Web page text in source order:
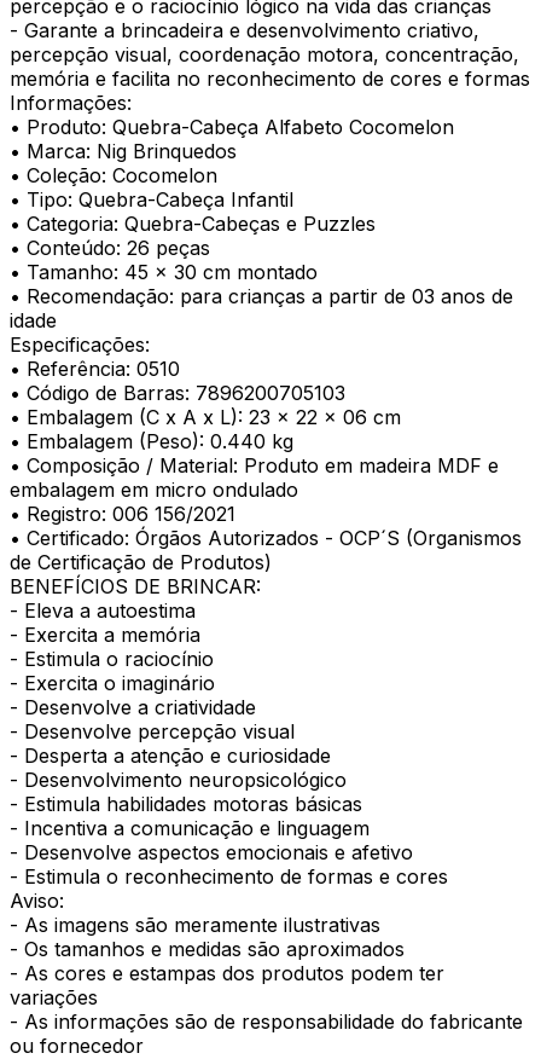
percepção e o raciocínio lógico na vida das crianças
- Garante a brincadeira e desenvolvimento criativo,
percepção visual, coordenação motora, concentração,
memória e facilita no reconhecimento de cores e formas
Informações:
• Produto: Quebra-Cabeça Alfabeto Cocomelon
• Marca: Nig Brinquedos
• Coleção: Cocomelon
• Tipo: Quebra-Cabeça Infantil
• Categoria: Quebra-Cabeças e Puzzles
• Conteúdo: 26 peças
• Tamanho: 45 x 30 cm montado
• Recomendação: para crianças a partir de 03 anos de
idade
Especificações:
• Referência: 0510
• Código de Barras: 7896200705103
• Embalagem (C x A x L): 23 x 22 x 06 cm
• Embalagem (Peso): 0.440 kg
• Composição / Material: Produto em madeira MDF e
embalagem em micro ondulado
• Registro: 006 156/2021
• Certificado: Órgãos Autorizados - OCP´S (Organismos
de Certificação de Produtos)
BENEFÍCIOS DE BRINCAR:
- Eleva a autoestima
- Exercita a memória
- Estimula o raciocínio
- Exercita o imaginário
- Desenvolve a criatividade
- Desenvolve percepção visual
- Desperta a atenção e curiosidade
- Desenvolvimento neuropsicológico
- Estimula habilidades motoras básicas
- Incentiva a comunicação e linguagem
- Desenvolve aspectos emocionais e afetivo
- Estimula o reconhecimento de formas e cores
Aviso:
- As imagens são meramente ilustrativas
- Os tamanhos e medidas são aproximados
- As cores e estampas dos produtos podem ter
variações
- As informações são de responsabilidade do fabricante
ou fornecedor